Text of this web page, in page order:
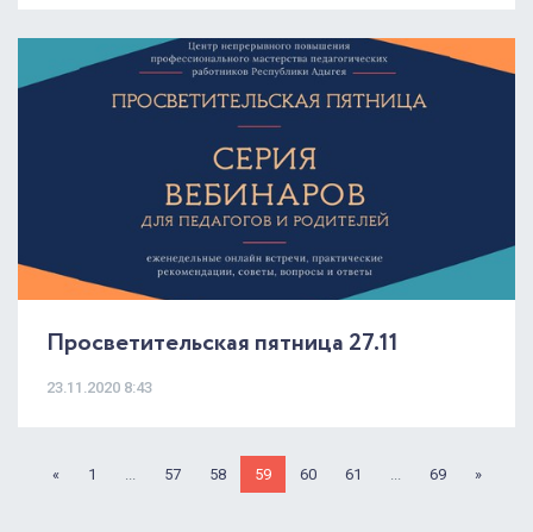
Просветительская пятница 27.11
23.11.2020 8:43
« 1 ... 57 58 59 60 61 ... 69 »